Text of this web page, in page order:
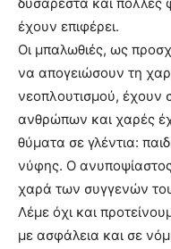
δυσάρεστα και πολλές
έχουν επιφέρει.
Οι μπαλωθιές, ως
να απογειώσουν τη
νεοπλουτισμού, έχουν
ανθρώπων και χαρές
θύματα σε γλέντια:
νύφης. Ο ανυποψίαστος
χαρά των συγγενών
Λέμε όχι και
με ασφάλεια και σε